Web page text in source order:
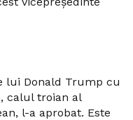
lui Donald Trump cu
calul troian al
l-a aprobat. Este